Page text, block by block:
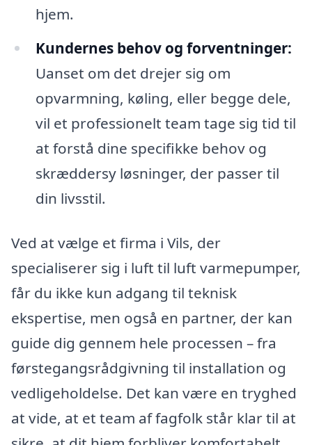
hjem.
Kundernes behov og forventninger:
Uanset om det drejer sig om
opvarmning, køling, eller begge dele,
vil et professionelt team tage sig tid til
at forstå dine specifikke behov og
skræddersy løsninger, der passer til
din livsstil.
Ved at vælge et firma i Vils, der
specialiserer sig i luft til luft varmepumper,
får du ikke kun adgang til teknisk
ekspertise, men også en partner, der kan
guide dig gennem hele processen – fra
førstegangsrådgivning til installation og
vedligeholdelse. Det kan være en tryghed
at vide, at et team af fagfolk står klar til at